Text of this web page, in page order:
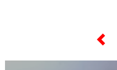
scorri lo